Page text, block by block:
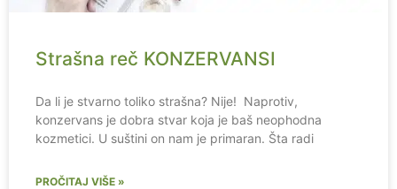
Strašna reč KONZERVANSI
Da li je stvarno toliko strašna? Nije! Naprotiv,
konzervans je dobra stvar koja je baš neophodna
kozmetici. U suštini on nam je primaran. Šta radi
PROČITAJ VIŠE »